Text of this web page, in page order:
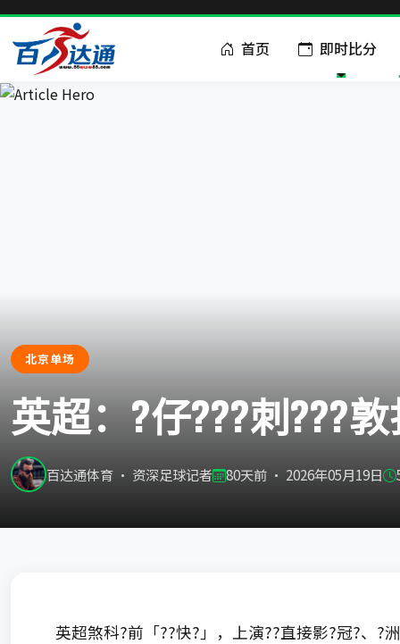
首页 即时比分
北京单场
英超：?仔???刺???
百达通体育 · 资深足球记者 80天前 · 2026年05月19日
英超煞科?前「??快?」，上演??直接影?冠?、?